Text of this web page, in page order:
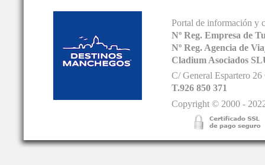
Portal de información y
Nº Reg. Empresa de
Nº Reg. Agencia de
Cladium Asociados
C/ General Espartero
T.926 850 371
Copyright © 2000 -